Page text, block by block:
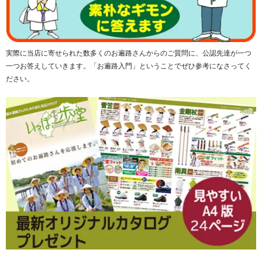
実際に当店に寄せられた数多くのお遍路さんからのご質問に、公認先達が一つ
一つお答えしていきます。「お遍路入門」ということでぜひ参考になさってく
ださい。